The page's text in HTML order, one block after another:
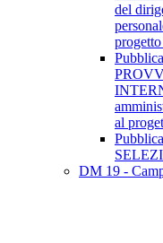
del
al
DM 19 -